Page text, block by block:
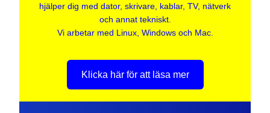
hjälper dig med dator, skrivare, kablar, TV, nätverk
och annat tekniskt.
Vi arbetar med Linux, Windows och Mac.
Klicka här för att läsa mer